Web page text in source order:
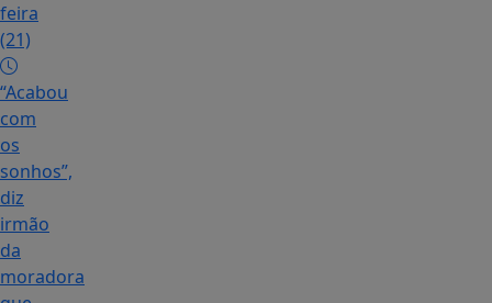
feira
(21)
“Acabou
com
os
sonhos”,
diz
irmão
da
moradora